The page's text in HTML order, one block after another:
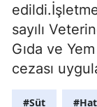
sayılı
Gıda ve
cezası
#Süt